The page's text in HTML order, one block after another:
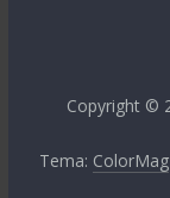
Copyright ©
Tema: ColorMag